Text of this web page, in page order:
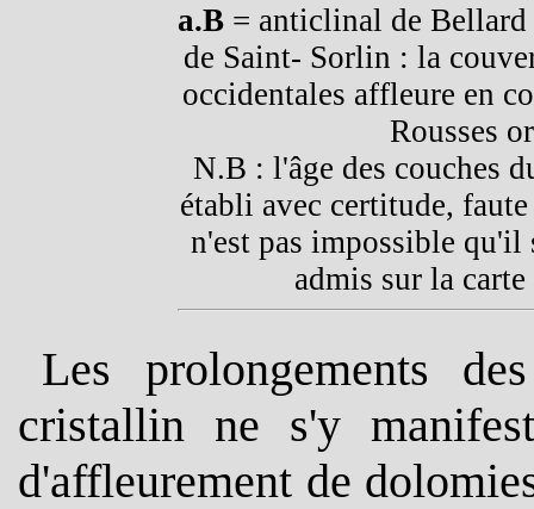
a.B = anticlinal de
de Saint- Sorlin : la
occidentales affleure en
Rousses
N.B : l'âge des couches
établi avec certitude,
n'est pas impossible qu'il
admis sur la
Les prolongements
cristallin ne s'y
d'affleurement de